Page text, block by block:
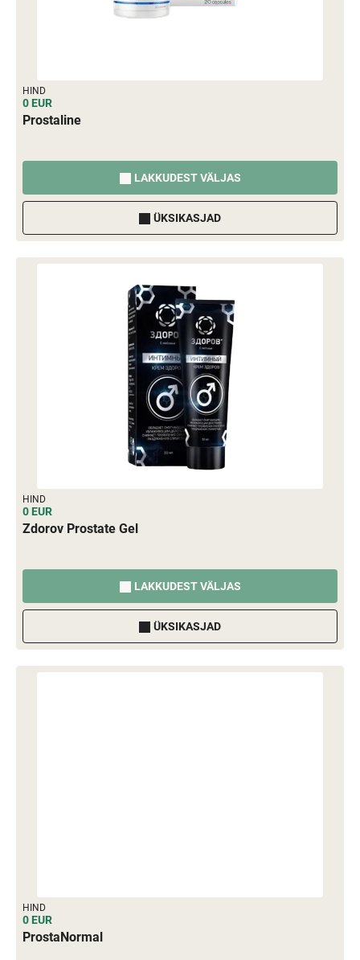
HIND
0 EUR
Prostaline
LAKKUDEST VÄLJAS
ÜKSIKASJAD
HIND
0 EUR
Zdorov Prostate Gel
LAKKUDEST VÄLJAS
ÜKSIKASJAD
HIND
0 EUR
ProstaNormal